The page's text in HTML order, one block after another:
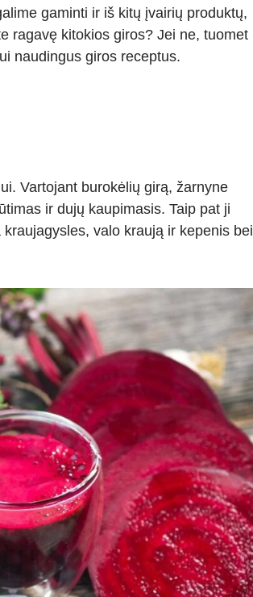
gaminti ir iš kitų įvairių produktų,
ragavę kitokios giros? Jei ne, tuomet
naudingus giros receptus.
Vartojant burokėlių girą, žarnyne
ir dujų kaupimasis. Taip pat ji
valo kraują ir kepenis bei